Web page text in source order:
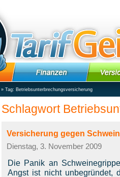
» Tag: Betriebsunterbrechungsversicherung
Schlagwort
Versicherung gegen
Dienstag, 3. November 2009
Die Panik an
Angst ist nicht unbegründet,